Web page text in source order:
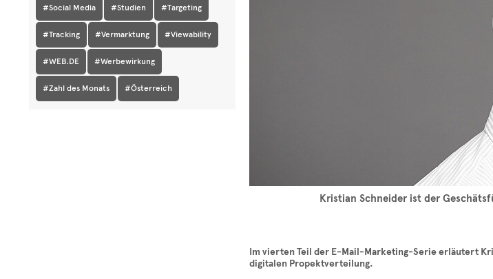
#Social Media #Studien #Targeting
#Tracking #Vermarktung #Viewability
#WEB.DE #Werbewirkung
#Zahl des Monats #Österreich
Kristian Schneider ist der
Im vierten Teil der E-Mail-Marketing-Serie erläutert
digitalen Propektverteilung.